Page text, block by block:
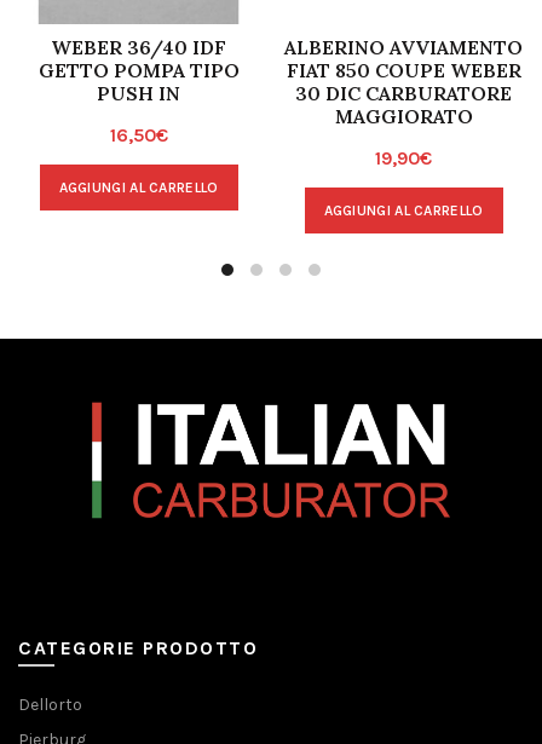
WEBER 36/40 IDF
GETTO POMPA TIPO
PUSH IN
16,50€
AGGIUNGI AL CARRELLO
ALBERINO AVVIAMENTO
FIAT 850 COUPE WEBER
30 DIC CARBURATORE
MAGGIORATO
19,90€
AGGIUNGI AL CARRELLO
CATEGORIE PRODOTTO
Dellorto